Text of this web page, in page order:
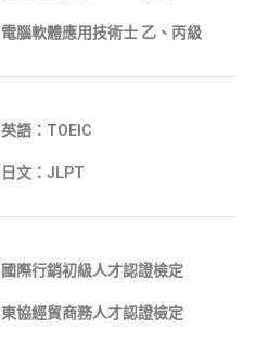
電腦軟體應用技術士 乙、丙級
英語：TOEIC
日文：JLPT
國際行銷初級人才認證檢定
東協經貿商務人才認證檢定